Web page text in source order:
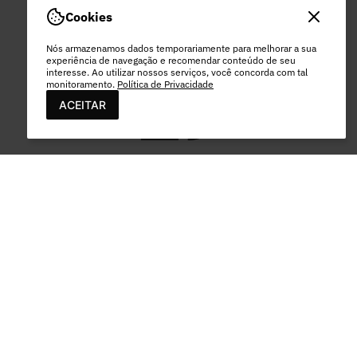
Cookies
Nós armazenamos dados temporariamente para melhorar a sua
experiência de navegação e recomendar conteúdo de seu
interesse. Ao utilizar nossos serviços, você concorda com tal
monitoramento. Política de Privacidade
ACEITAR
SEGUNDA A SEX
DAS 8HS ÀS 17HS
EXCETO FERIADOS